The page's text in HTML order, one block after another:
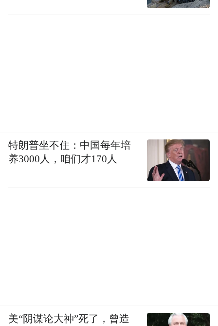
特朗普坐不住：中国每年培
养3000人，咱们才170人
美“阴谋论大神”死了，曾造